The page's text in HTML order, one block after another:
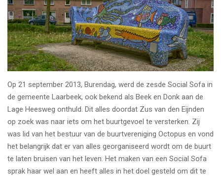
Op 21 september 2013, Burendag, werd de zesde Social Sofa in
de gemeente Laarbeek, ook bekend als Beek en Donk aan de
Lage Heesweg onthuld. Dit alles doordat Zus van den Eijnden
op zoek was naar iets om het buurtgevoel te versterken. Zij
was lid van het bestuur van de buurtvereniging Octopus en vond
het belangrijk dat er van alles georganiseerd wordt om de buurt
te laten bruisen van het leven. Het maken van een Social Sofa
sprak haar wel aan en heeft alles in het doel gesteld om dit te